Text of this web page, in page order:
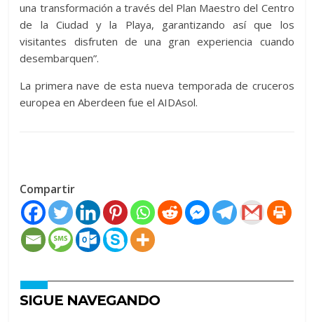
una transformación a través del Plan Maestro del Centro
de la Ciudad y la Playa, garantizando así que los
visitantes disfruten de una gran experiencia cuando
desembarquen”.
La primera nave de esta nueva temporada de cruceros
europea en Aberdeen fue el AIDAsol.
Compartir
SIGUE NAVEGANDO